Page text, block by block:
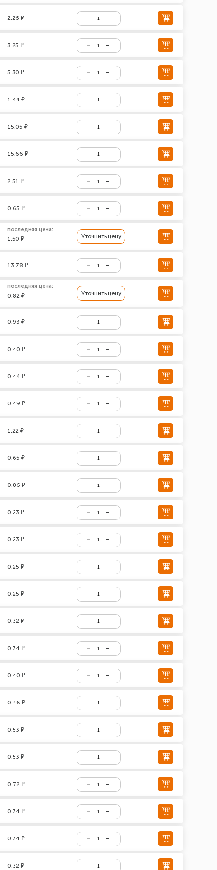
2.26 ₽
3.25 ₽
5.30 ₽
1.44 ₽
15.05 ₽
15.66 ₽
2.51 ₽
0.65 ₽
последняя цена:
1.50 ₽ Уточнить цену
13.78 ₽
последняя цена:
0.82 ₽ Уточнить цену
0.93 ₽
0.40 ₽
0.44 ₽
0.49 ₽
1.22 ₽
0.65 ₽
0.86 ₽
0.23 ₽
0.23 ₽
0.25 ₽
0.25 ₽
0.32 ₽
0.34 ₽
0.40 ₽
0.46 ₽
0.53 ₽
0.53 ₽
0.72 ₽
0.34 ₽
0.34 ₽
0.32 ₽